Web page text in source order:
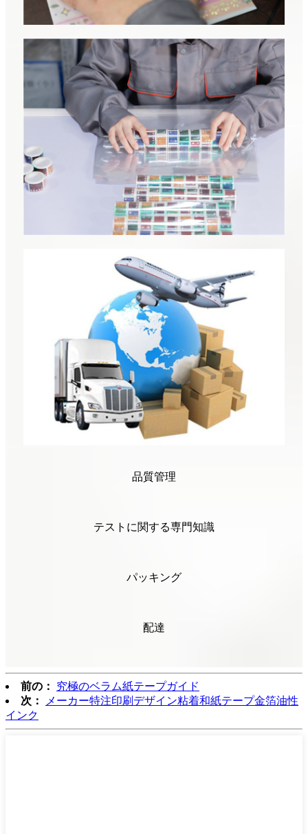
品質管理
テストに関する専門知識
パッキング
配達
前の：
究極のベラム紙テープガイド
次：
メーカー特注印刷デザイン粘着和紙テープ金箔油性
インク